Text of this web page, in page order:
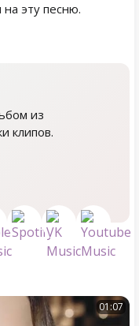
эту песню.
из
клипов.
01:07